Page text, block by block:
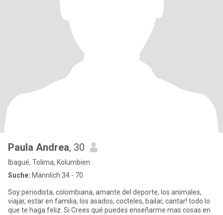
Paula Andrea, 30
Ibagué, Tolima, Kolumbien
Suche: Männlich 34 - 70
Soy periodista, colombiana, amante del deporte, los animales,
viajar, estar en familia, los asados, cocteles, bailar, cantar! todo lo
que te haga feliz. Si Crees qué puedes enseñarme mas cosas en